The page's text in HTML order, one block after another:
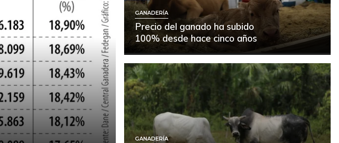
GANADERÍA
Precio del ganado ha subido
100% desde hace cinco años
GANADERÍA